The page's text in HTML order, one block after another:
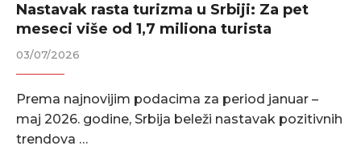
Nastavak rasta turizma u Srbiji: Za pet
meseci više od 1,7 miliona turista
03/07/2026
Prema najnovijim podacima za period januar –
maj 2026. godine, Srbija beleži nastavak pozitivnih
trendova …